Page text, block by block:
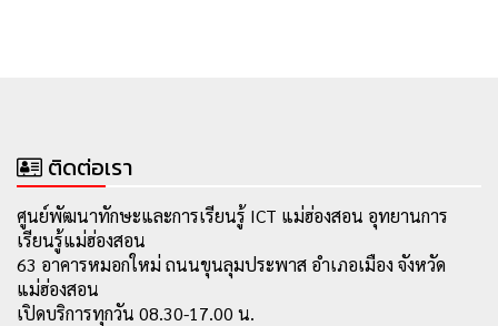
ติดต่อเรา
ศูนย์พัฒนาทักษะและการเรียนรู้ ICT แม่ฮ่องสอน อุทยานการ
เรียนรู้แม่ฮ่องสอน
63 อาคารหมอกใหม่ ถนนขุนลุมประพาส อำเภอเมือง จังหวัด
แม่ฮ่องสอน
เปิดบริการทุกวัน 08.30-17.00 น.